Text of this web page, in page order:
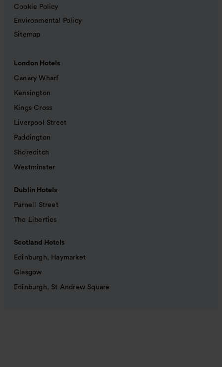
Cookie Policy
Environmental Policy
Sitemap
London Hotels
Canary Wharf
Kensington
Kings Cross
Liverpool Street
Paddington
Shoreditch
Westminster
Dublin Hotels
Parnell Street
The Liberties
Scotland Hotels
Edinburgh, Haymarket
Glasgow
Edinburgh, St Andrew Square